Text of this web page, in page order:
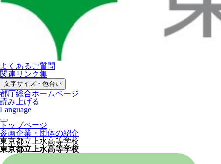
よくあるご質問
関連リンク集
文字サイズ・色合い
都庁総合ホームページ
読み上げる
Language
トップページ
参画企業・団体の紹介
東京都立上水高等学校
東京都立上水高等学校